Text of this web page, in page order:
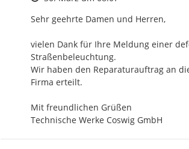
Sehr geehrte Damen und Herren,
vielen Dank für Ihre Meldung einer
Straßenbeleuchtung.
Wir haben den Reparaturauftrag an
Firma erteilt.
Mit freundlichen Grüßen
Technische Werke Coswig GmbH